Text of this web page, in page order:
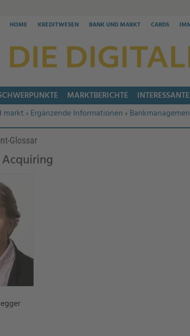
HOME KREDITWESEN BANK UND MARKT CARDS
hier:
markt › Ergänzende Informationen ›
Glossar
MARKTBERICHTE